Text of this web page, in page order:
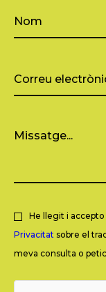
He llegit i
Privacitat sobre el
meva consulta o